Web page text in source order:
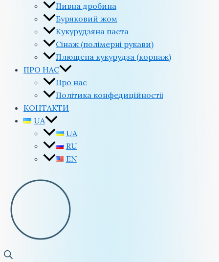
Пивна дробина
Буряковий жом
Кукурудзяна паста
Сінаж (полімерні рукави)
Плющена кукурудза (корнаж)
ПРО НАС
Про нас
Політика конфедиційностіi
КОНТАКТИ
UA
UA
RU
EN